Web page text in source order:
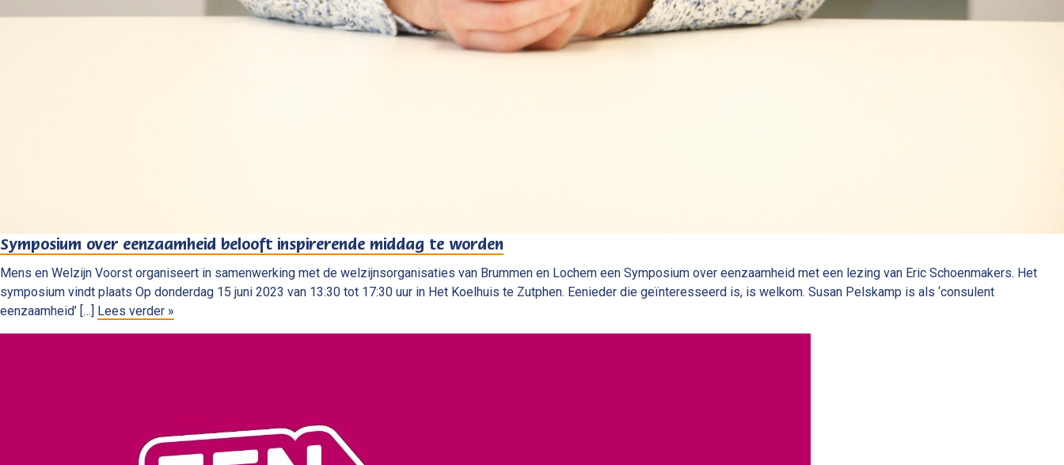
Symposium over eenzaamheid belooft inspirerende middag te worden
Mens en Welzijn Voorst organiseert in samenwerking met de welzijnsorganisaties van Brummen en Lochem een Symposium over eenzaamheid met een lezing van Eric Schoenmakers. Het
symposium vindt plaats Op donderdag 15 juni 2023 van 13:30 tot 17:30 uur in Het Koelhuis te Zutphen. Eenieder die geïnteresseerd is, is welkom. Susan Pelskamp is als ‘consulent
eenzaamheid’ […]
Lees verder »